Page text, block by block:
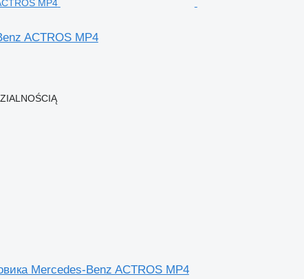
ACTROS MP4
Mercedes-Benz ACTROS MP4